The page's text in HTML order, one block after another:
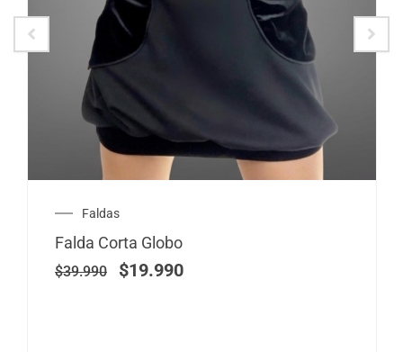
Faldas
Falda Corta Globo
$39.990
El
precio
original
era:
$19.990es: